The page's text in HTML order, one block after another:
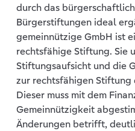
durch das
Bürgerstiftungen ideal
gemeinnützige GmbH ist
rechtsfähige Stiftung. Sie
Stiftungsaufsicht und die
zur rechtsfähigen
Dieser muss mit dem
Gemeinnützigkeit
Änderungen betrifft,